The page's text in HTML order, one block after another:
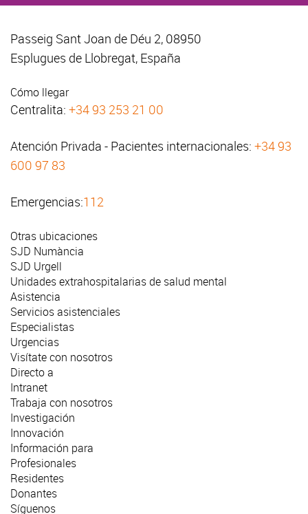
Passeig Sant Joan de Déu 2, 08950
Esplugues de Llobregat, España
Cómo llegar
Centralita: +34 93 253 21 00
Atención Privada - Pacientes internacionales: +34 93
600 97 83
Emergencias:112
Otras ubicaciones
SJD Numància
SJD Urgell
Unidades extrahospitalarias de salud mental
Asistencia
Servicios asistenciales
Especialistas
Urgencias
Visítate con nosotros
Directo a
Intranet
Trabaja con nosotros
Investigación
Innovación
Información para
Profesionales
Residentes
Donantes
Síguenos